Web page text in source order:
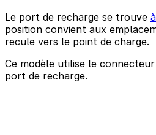
Le port de recharge se trouve
position convient aux
recule vers le point de charge.
Ce modèle utilise le connecteur
port de recharge.